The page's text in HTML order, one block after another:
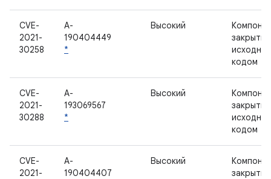
CVE-
2021-
30258
A-
190404449
*
Высокий
закрытым
кодом
CVE-
2021-
30288
A-
193069567
*
Высокий
закрытым
кодом
CVE-
2021-
A-
190404407
Высокий
закрытым